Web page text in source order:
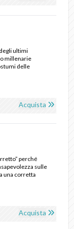
ultimi
millenarie
delle
Acquista
perché
sulle
una corretta
Acquista